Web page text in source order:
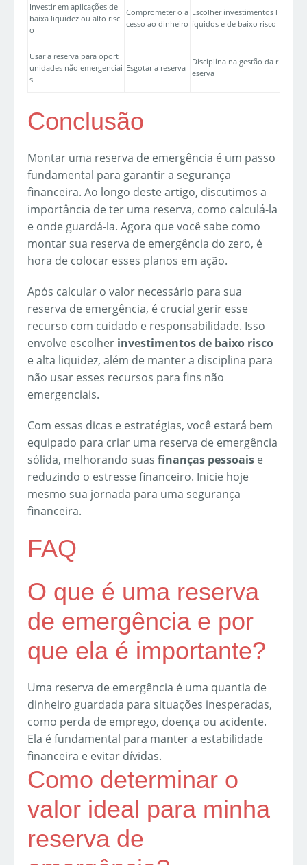
Investir em aplicações de
baixa liquidez ou alto risc
o
Comprometer o a
cesso ao dinheiro
Escolher investimentos l
íquidos e de baixo risco
Usar a reserva para oport
unidades não emergenciai
s
Esgotar a reserva
Disciplina na gestão da r
eserva
Conclusão
Montar uma reserva de emergência é um passo
fundamental para garantir a segurança
financeira. Ao longo deste artigo, discutimos a
importância de ter uma reserva, como calculá-la
e onde guardá-la. Agora que você sabe como
montar sua reserva de emergência do zero, é
hora de colocar esses planos em ação.
Após calcular o valor necessário para sua
reserva de emergência, é crucial gerir esse
recurso com cuidado e responsabilidade. Isso
envolve escolher investimentos de baixo risco
e alta liquidez, além de manter a disciplina para
não usar esses recursos para fins não
emergenciais.
Com essas dicas e estratégias, você estará bem
equipado para criar uma reserva de emergência
sólida, melhorando suas finanças pessoais e
reduzindo o estresse financeiro. Inicie hoje
mesmo sua jornada para uma segurança
financeira.
FAQ
O que é uma reserva
de emergência e por
que ela é importante?
Uma reserva de emergência é uma quantia de
dinheiro guardada para situações inesperadas,
como perda de emprego, doença ou acidente.
Ela é fundamental para manter a estabilidade
financeira e evitar dívidas.
Como determinar o
valor ideal para minha
reserva de